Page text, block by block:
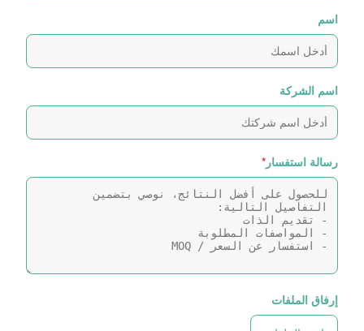
اسم
اسم الشركة
رسالة استفسار *
إرفاق الملفات